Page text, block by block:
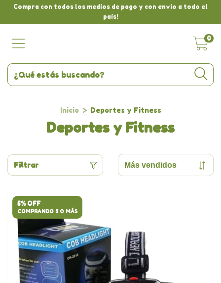
Compra con todos los medios de pago y con envio a todo el
pais!
0
Inicio > Deportes y Fitness
Deportes y Fitness
Filtrar
5% OFF
COMPRANDO 5 O MÁS